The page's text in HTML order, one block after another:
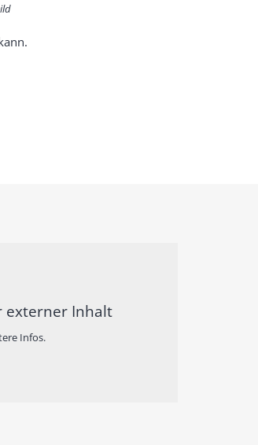
externer Inhalt
Infos.